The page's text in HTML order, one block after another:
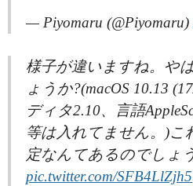
— Piyomaru (@Piyomaru)
様子が違いますね。や
ょうか?(macOS 10.13
ディタ2.10、言語
等は入れてません。)こ
定なんてあるのでしょ
pic.twitter.com/SFB4LlZjh5